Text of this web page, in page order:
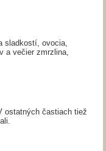
sladkostí, ovocia,
a večier zmrzlina,
ostatných častiach tiež